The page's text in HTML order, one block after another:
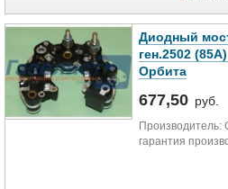
Диодный
ген.2502
Орбита
677,50 руб.
Производитель:
гарантия